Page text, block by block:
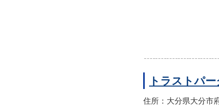
トラストパ
住所：大分県大分市